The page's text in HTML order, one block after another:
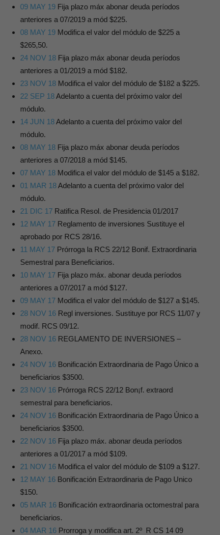
09 MAY 19 Fija plazo máx abonar deuda períodos
anteriores a 07/2019 a mód $225.
08 MAY 19 Modifica el valor del módulo de $225 a
$265,50.
24 NOV 18 Fija plazo máx abonar deuda períodos
anteriores a 01/2019 a mód $182.
23 NOV 18 Modifica el valor del módulo de $182 a $225.
22 SEP 18Adelanto a cuenta del próximo valor del
módulo.
14 JUN 18Adelanto a cuenta del próximo valor del
módulo.
08 MAY 18 Fija plazo máx abonar deuda períodos
anteriores a 07/2018 a mód $145.
07 MAY 18 Modifica el valor del módulo de $145 a $182.
01 MAR 18Adelanto a cuenta del próximo valor del
módulo.
21 DIC 17 Ratifica Resol. de Presidencia 01/2017
12 MAY 17 Reglamento de inversiones Sustituye el
aprobado por RCS 28/16.
11 MAY 17 Prórroga la RCS 22/12 Bonif. Extraordinaria
Semestral para Beneficiarios.
10 MAY 17 Fija plazo máx. abonar deuda períodos
anteriores a 07/2017 a mód $127.
09 MAY 17 Modifica el valor del módulo de $127 a $145.
28 NOV 16 Regl inversiones. Sustituye por RCS 11/07 y
modif. RCS 09/12.
28 NOV 16 REGLAMENTO DE INVERSIONES –
Anexo.
24 NOV 16 Bonificación Extraordinaria de Pago Único a
beneficiarios $3500.
23 NOV 16 Prórroga RCS 22/12 Bon¡f. extraord
semestral para beneficiarios.
24 NOV 16 Bonificación Extraordinaria de Pago Único a
beneficiarios $3500.
22 NOV 16 Fija plazo máx. abonar deuda períodos
anteriores a 01/2017 a mód $109.
21 NOV 16 Modifica el valor del módulo de $109 a $127.
12 MAY 16 Bonificación Extraordinaria de Pago Unico
$150.
05 MAR 16 Bonificación extraordinaria octomestral para
beneficiarios.
04 MAR 16 Prorroga y modifica art. 2º R CS 14 09